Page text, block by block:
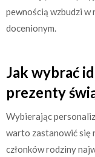
pewnością wzbudzi w
docenionym.
Jak wybrać
prezenty
Wybierając
warto zastanowić się
członków rodziny